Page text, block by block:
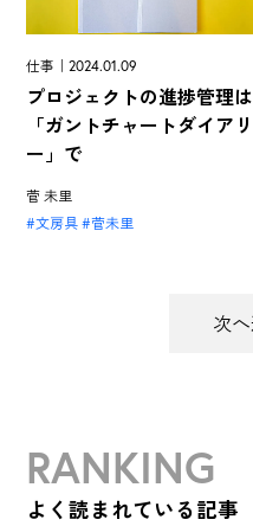
仕事｜2024.01.09
プロジェクトの進捗管理は
「ガントチャートダイアリ
ー」で
菅 未里
文房具
菅未里
RANKING
よく読まれている記事